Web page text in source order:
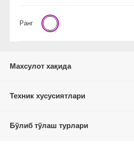
Ранг
Махсулот хақида
Техник хусусиятлари
Бўлиб тўлаш турлари